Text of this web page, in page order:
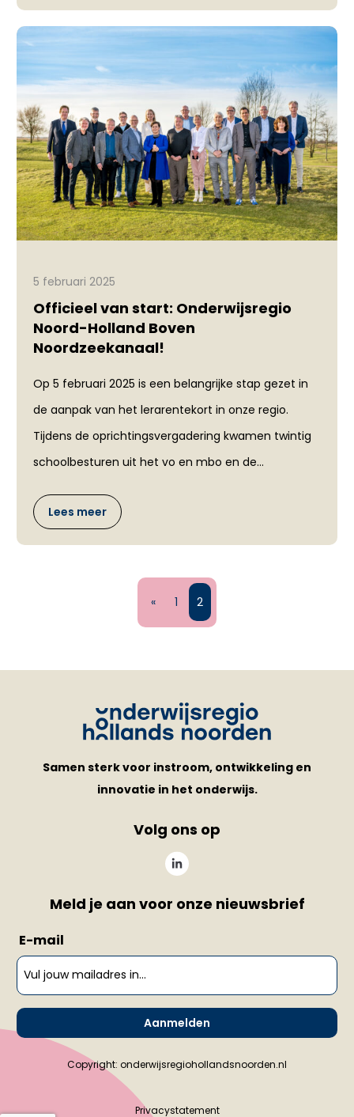
5 februari 2025
Officieel van start: Onderwijsregio
Noord-Holland Boven
Noordzeekanaal!
Op 5 februari 2025 is een belangrijke stap gezet in
de aanpak van het lerarentekort in onze regio.
Tijdens de oprichtingsvergadering kwamen twintig
schoolbesturen uit het vo en mbo en de...
Lees meer
« 1 2
Samen sterk voor instroom, ontwikkeling en
innovatie in het onderwijs.
Volg ons op
Meld je aan voor onze nieuwsbrief
E-mail
Aanmelden
Copyright: onderwijsregiohollandsnoorden.nl
Privacystatement